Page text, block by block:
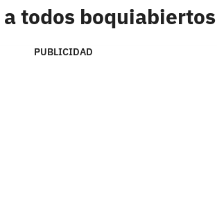
todos boquiabiertos
PUBLICIDAD